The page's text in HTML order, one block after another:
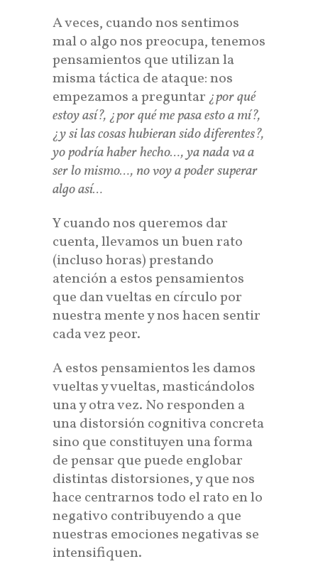
A veces, cuando nos sentimos
mal o algo nos preocupa, tenemos
pensamientos que utilizan la
misma táctica de ataque: nos
empezamos a preguntar¿por qué
estoy así?, ¿por qué me pasa esto a mí?,
¿y si las cosas hubieran sido diferentes?,
yo podría haber hecho…, ya nada va a
ser lo mismo…, no voy a poder superar
algo así…
Y cuando nos queremos dar
cuenta, llevamos un buen rato
(incluso horas) prestando
atención a estos pensamientos
que dan vueltas en círculo por
nuestra mente y nos hacen sentir
cada vez peor.
A estos pensamientos les damos
vueltas y vueltas, masticándolos
una y otra vez. No responden a
una distorsión cognitiva concreta
sino que constituyen una forma
de pensar que puede englobar
distintas distorsiones, y que nos
hace centrarnos todo el rato en lo
negativo contribuyendo a que
nuestras emociones negativas se
intensifiquen.